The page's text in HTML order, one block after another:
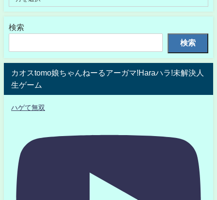
検索
検索
カオスtomo娘ちゃんねーるアーガマ!Haraハラ!未解決人
生ゲーム
ハゲて無双